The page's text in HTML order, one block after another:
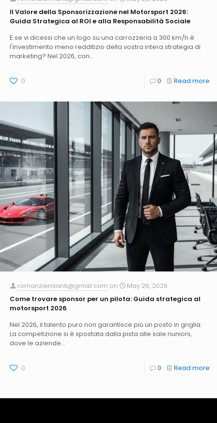
Il Valore della Sponsorizzazione nel Motorsport 2026:
Guida Strategica al ROI e alla Responsabilità Sociale
E se vi dicessi che un logo su una carrozzeria a 300 km/h è
l'investimento meno redditizio della vostra intera strategia di
marketing? Nel 2026, con...
0 0 Read more
romanziemian6@gmail.com on
May 26, 2026
Come trovare sponsor per un pilota: Guida strategica al
motorsport 2026
Nel 2026, il talento puro non garantisce più un posto in griglia.
La competizione si è spostata dalla pista alle sale riunioni,
dove le aziende...
0 0 Read more